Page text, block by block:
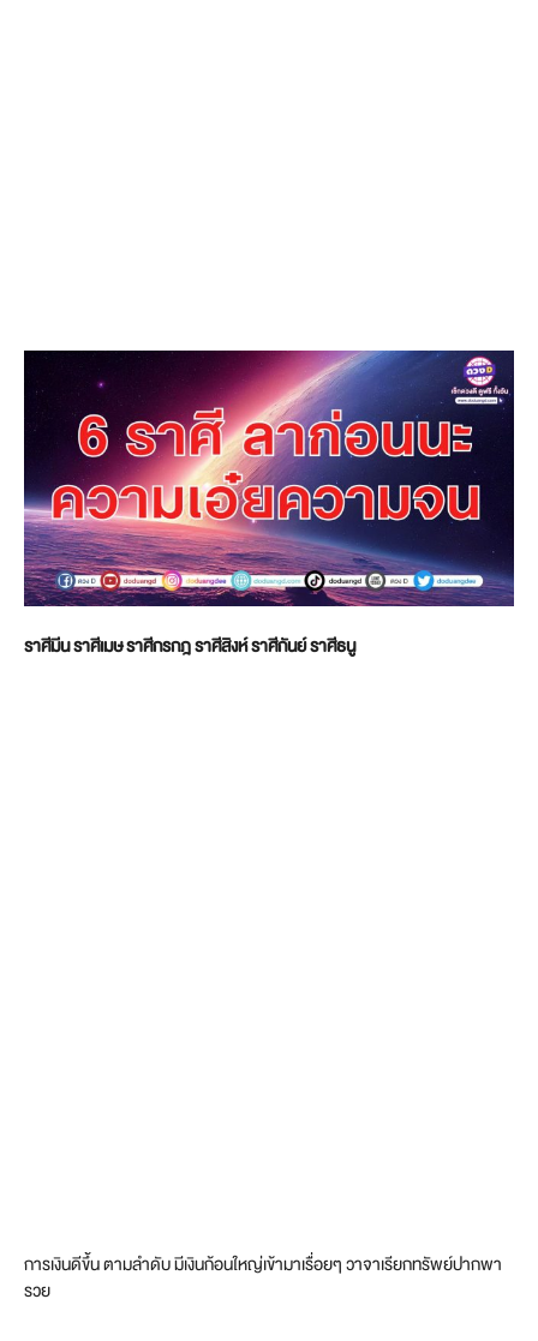
ราศีมีน ราศีเมษ ราศีกรกฎ ราศีสิงห์ ราศีกันย์ ราศีธนู
การเงินดีขึ้น ตามลำดับ มีเงินก้อนใหญ่เข้ามาเรื่อยๆ วาจาเรียกทรัพย์ปากพา
รวย